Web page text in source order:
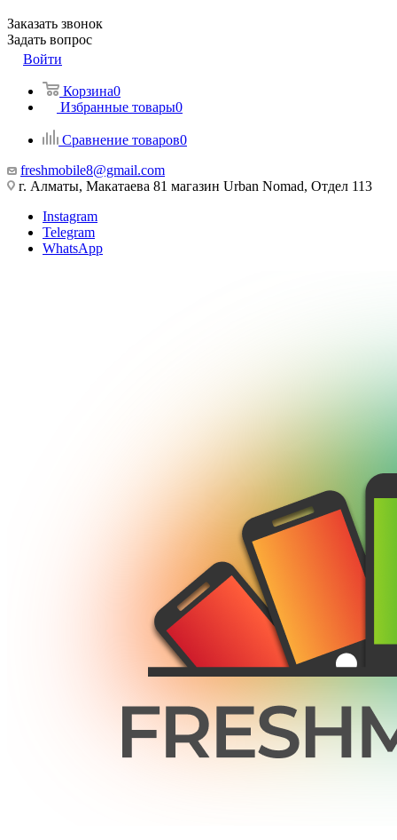
Заказать звонок
Задать вопрос
Войти
Корзина0
Избранные товары0
Сравнение товаров0
freshmobile8@gmail.com
г. Алматы, Макатаева 81 магазин Urban Nomad, Отдел 113
Instagram
Telegram
WhatsApp